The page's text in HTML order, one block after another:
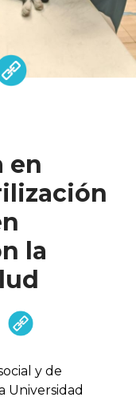
en
la
y de
Universidad